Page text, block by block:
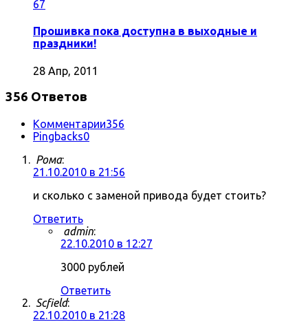
67
Прошивка пока доступна в выходные и
праздники!
28 Апр, 2011
356 Ответов
Комментарии356
Pingbacks0
Рома:
21.10.2010 в 21:56
и сколько с заменой привода будет стоить?
Ответить
admin:
22.10.2010 в 12:27
3000 рублей
Ответить
Scfield:
22.10.2010 в 21:28